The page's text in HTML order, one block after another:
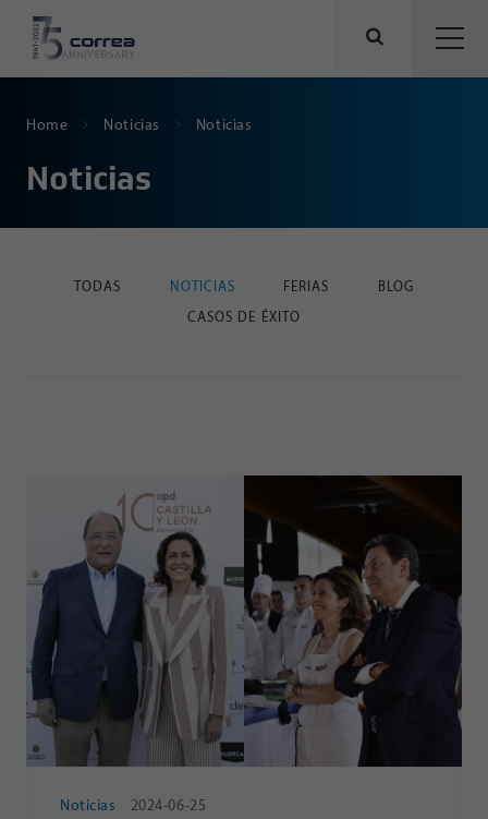
Home Noticias Noticias
Noticias
TODAS NOTICIAS FERIAS BLOG
CASOS DE ÉXITO
Noticias 2024-06-25